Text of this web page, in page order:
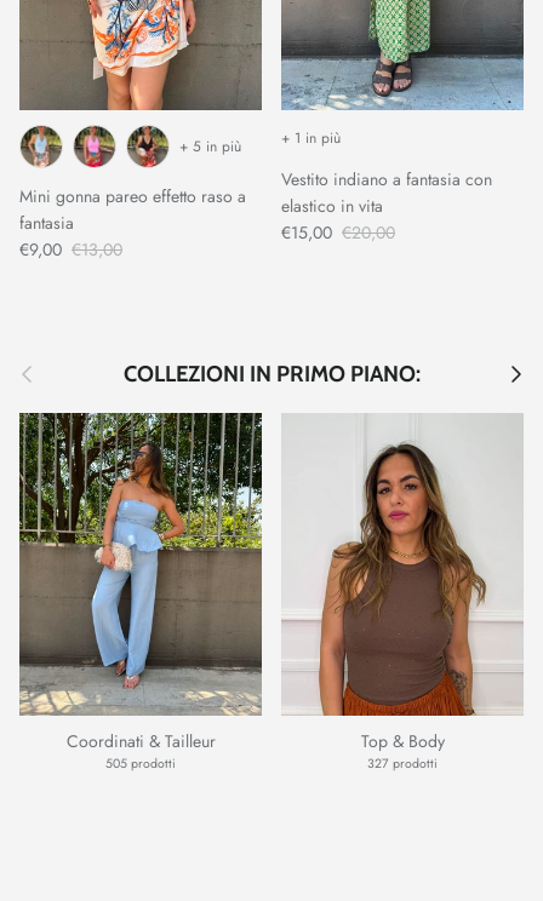
Mini gonna pareo effetto raso a
fantasia
€9,00 €13,00
+ 5 in più
Vestito indiano a fantasia con
elastico in vita
€15,00 €20,00
+ 1 in più
Indietro COLLEZIONI IN PRIMO PIANO:
Coordinati & Tailleur
505 prodotti
Top & Body
327 prodotti